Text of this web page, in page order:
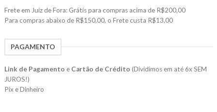
Frete em Juiz de Fora: Grátis para compras acima de R$200,00
Para compras abaixo de R$150,00, o Frete custa R$13,00
PAGAMENTO
Link de Pagamento e Cartão de Crédito (Dividimos em até 6x SEM
JUROS!)
Pix e Dinheiro